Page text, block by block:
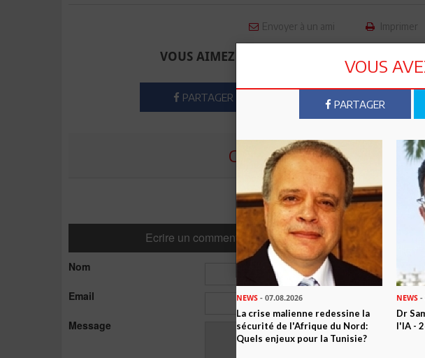
Envoyer à un ami Imprimer
VOUS AIMEZ CET ARTICLE ? PARTAGEZ-LE
PARTAGER TWEETER
COMMENTER CET
Ecrire un commentaire
Nom
Email
Message
VOUS
PARTAGER
NEWS - 07.08.2026
La crise malienne redessine la
sécurité de l'Afrique du Nord:
Quels enjeux pour la Tunisie?
NEWS -
Dr
l'IA -